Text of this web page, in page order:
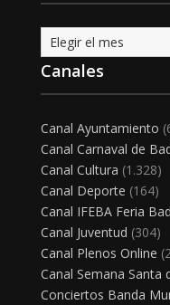
Archivo
Canales
Canal Ayuntamiento
Canal Carnaval de
Canal Cultura (1.328)
Canal Deporte (164)
Canal IFEBA Feria
Canal Juventud (304)
Canal Plenos Online
Canal Semana Santa
Conciertos Banda